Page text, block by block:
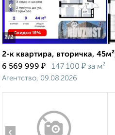
2/2
‹
2-к квартира, вторичка,
6 569 999 ₽ 147 100 ₽ за м²
Агентство, 09.08.2026
‹